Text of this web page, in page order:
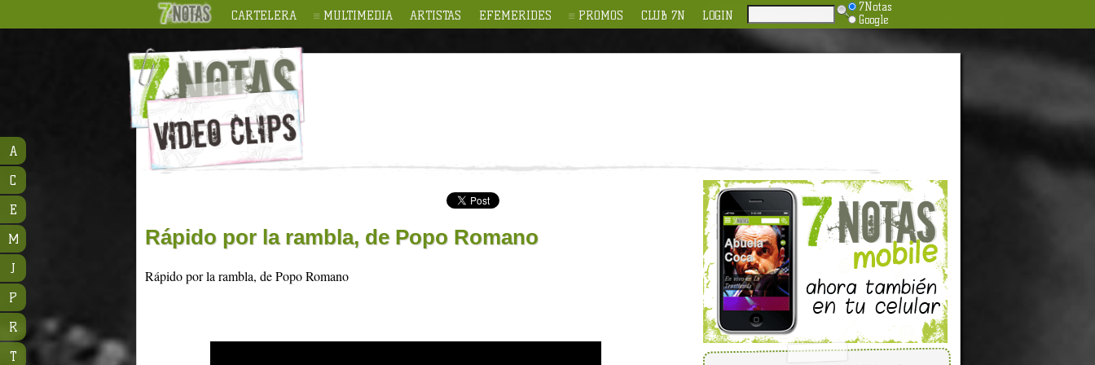
CARTELERA MULTIMEDIA ARTISTAS EFEMERIDES PROMOS CLUB 7N LOGIN
7Notas
Google
Rápido por la rambla, de Popo Romano
Rápido por la rambla, de Popo Romano
A
C
E
M
J
P
R
T